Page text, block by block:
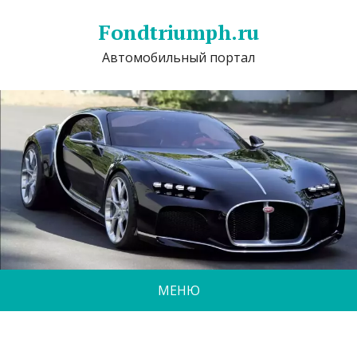
Fondtriumph.ru
Автомобильный портал
МЕНЮ